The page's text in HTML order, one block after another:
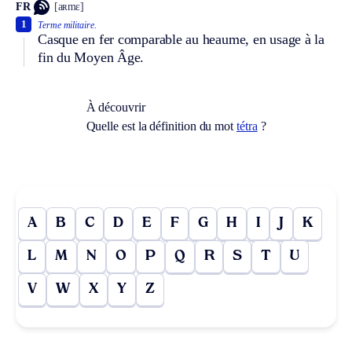
FR [aʀmɛ]
Terme militaire.
Casque en fer comparable au heaume, en usage à la
fin du Moyen Âge.
1
À découvrir
Quelle est la définition du mot tétra ?
A B C D E F G H I J K
L M N O P Q R S T U
V W X Y Z